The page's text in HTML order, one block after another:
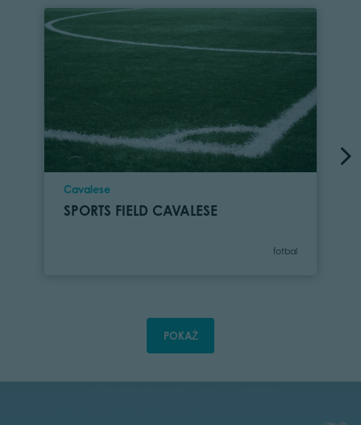
Location
Cavalese
SPORTS FIELD CAVALESE
Category
fotbal
POKAŻ